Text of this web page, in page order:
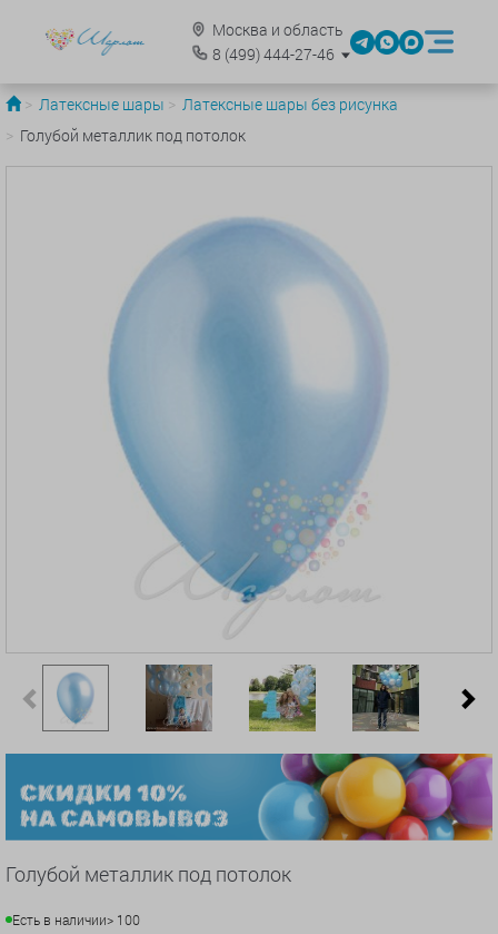
Москва и область
8 (499)444-27-46
Латексные шары
Латексные шары без рисунка
Голубой металлик под потолок
Previous
Голубой металлик под потолок
Есть в наличии> 100